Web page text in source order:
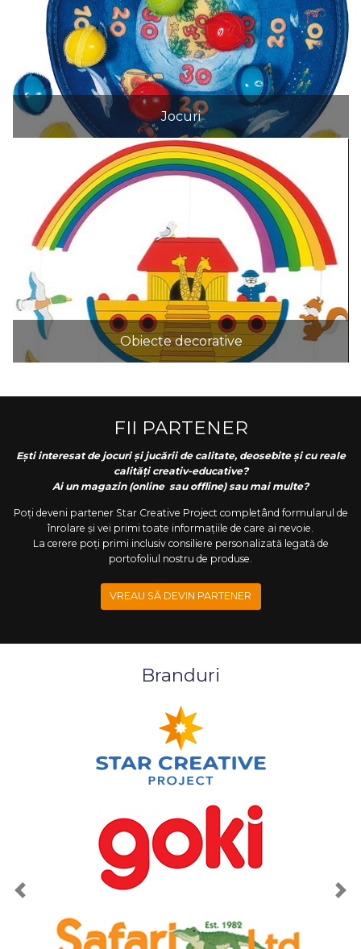
Jocuri
Obiecte decorative
FII PARTENER
Ești interesat de jocuri și jucării de calitate, deosebite și cu reale
calități creativ-educative?
Ai un magazin (online sau offline) sau mai multe?
Poți deveni partener Star Creative Project completând formularul de
înrolare și vei primi toate informațiile de care ai nevoie.
La cerere poți primi inclusiv consiliere personalizată legată de
portofoliul nostru de produse.
VREAU SĂ DEVIN PARTENER
Branduri
Previous